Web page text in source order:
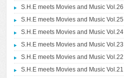
S.H.E meets Movies and Music Vol.26
S.H.E meets Movies and Music Vol.25
S.H.E meets Movies and Music Vol.24
S.H.E meets Movies and Music Vol.23
S.H.E meets Movies and Music Vol.22
S.H.E meets Movies and Music Vol.21